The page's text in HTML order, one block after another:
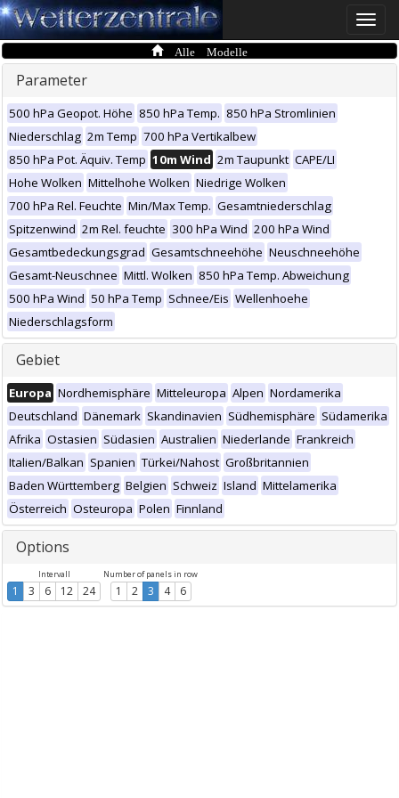
Toggle
Alle Modelle
Parameter
500 hPa Geopot. Höhe 850 hPa Temp. 850 hPa Stromlinien
Niederschlag 2m Temp 700 hPa Vertikalbew
850 hPa Pot. Äquiv. Temp 10m Wind 2m Taupunkt CAPE/LI
Hohe Wolken Mittelhohe Wolken Niedrige Wolken
700 hPa Rel. Feuchte Min/Max Temp. Gesamtniederschlag
Spitzenwind 2m Rel. feuchte 300 hPa Wind 200 hPa Wind
Gesamtbedeckungsgrad Gesamtschneehöhe Neuschneehöhe
Gesamt-Neuschnee Mittl. Wolken 850 hPa Temp. Abweichung
500 hPa Wind 50 hPa Temp Schnee/Eis Wellenhoehe
Niederschlagsform
Gebiet
Europa Nordhemisphäre Mitteleuropa Alpen Nordamerika
Deutschland Dänemark Skandinavien Südhemisphäre Südamerika
Afrika Ostasien Südasien Australien Niederlande Frankreich
Italien/Balkan Spanien Türkei/Nahost Großbritannien
Baden Württemberg Belgien Schweiz Island Mittelamerika
Österreich Osteuropa Polen Finnland
Options
Intervall
1 3 6 12 24
Number of panels in row
1 2 3 4 6